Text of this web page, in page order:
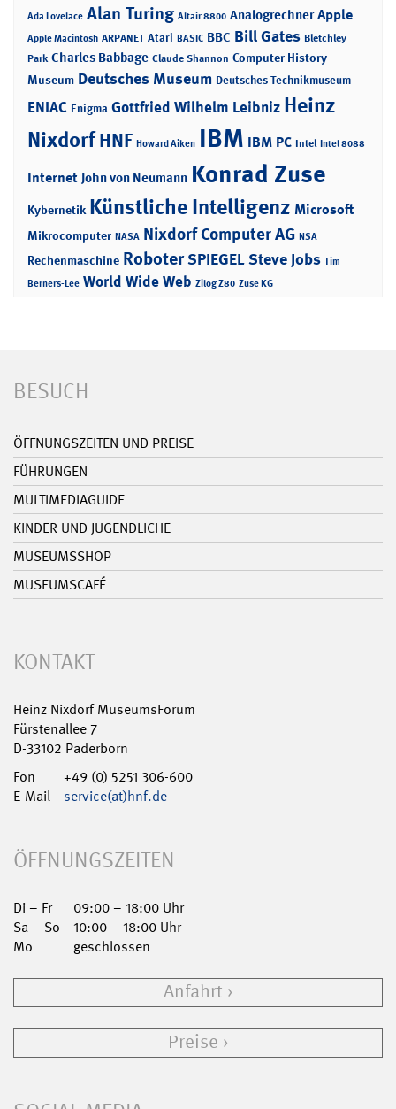
Ada Lovelace Alan Turing Altair 8800 Analogrechner Apple
Apple Macintosh ARPANET Atari BASIC BBC Bill Gates Bletchley
Park Charles Babbage Claude Shannon Computer History
Museum Deutsches Museum Deutsches Technikmuseum
ENIAC Enigma Gottfried Wilhelm Leibniz Heinz
NixdorfHNF Howard Aiken IBM IBM PC Intel Intel 8088
Internet John von Neumann Konrad Zuse
Kybernetik Künstliche Intelligenz Microsoft
Mikrocomputer NASA Nixdorf Computer AG NSA
Rechenmaschine RoboterSPIEGELSteve Jobs Tim
Berners-Lee World Wide Web Zilog Z80 Zuse KG
BESUCH
ÖFFNUNGSZEITEN UND PREISE
FÜHRUNGEN
MULTIMEDIAGUIDE
KINDER UND JUGENDLICHE
MUSEUMSSHOP
MUSEUMSCAFÉ
KONTAKT
Heinz Nixdorf MuseumsForum
Fürstenallee 7
D-33102 Paderborn
Fon
+49 (0) 5251 306-600
E-Mail
service(at)hnf.de
ÖFFNUNGSZEITEN
Di – Fr
09:00 – 18:00 Uhr
Sa – So
10:00 – 18:00 Uhr
Mo
geschlossen
Anfahrt
Preise